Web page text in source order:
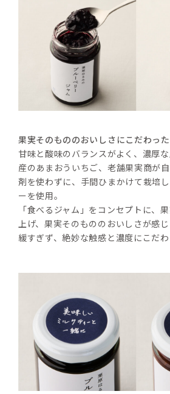
果実そのもののおいしさにこだわっ
甘味と酸味のバランスがよく、濃厚
産のあまおういちご、老舗果実商が
剤を使わずに、手間ひまかけて栽培
ーを使用。
「食べるジャム」をコンセプトに、
上げ、果実そのもののおいしさが感じ
緩すぎず、絶妙な触感と濃度にこだわ